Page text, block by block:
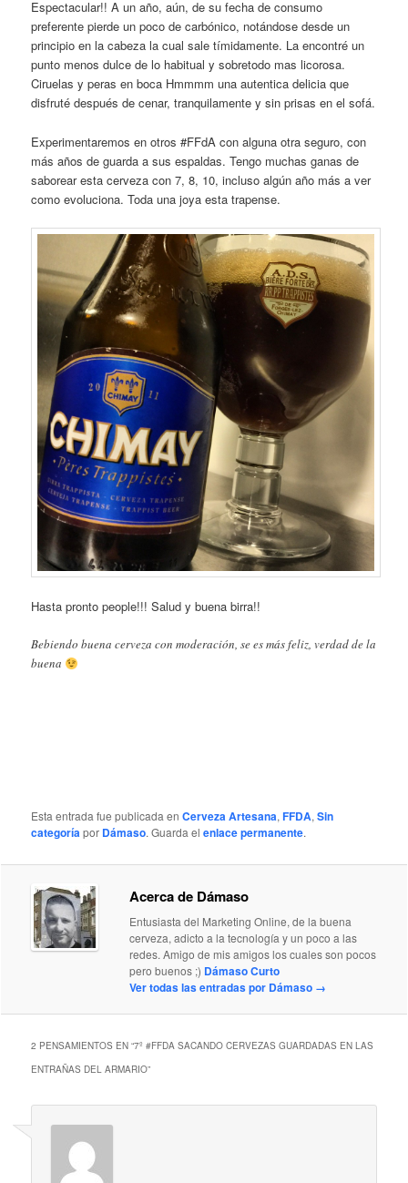
Espectacular!! A un año, aún, de su fecha de consumo
preferente pierde un poco de carbónico, notándose desde un
principio en la cabeza la cual sale tímidamente. La encontré un
punto menos dulce de lo habitual y sobretodo mas licorosa.
Ciruelas y peras en boca Hmmmm una autentica delicia que
disfruté después de cenar, tranquilamente y sin prisas en el sofá.
Experimentaremos en otros #FFdA con alguna otra seguro, con
más años de guarda a sus espaldas. Tengo muchas ganas de
saborear esta cerveza con 7, 8, 10, incluso algún año más a ver
como evoluciona. Toda una joya esta trapense.
Hasta pronto people!!! Salud y buena birra!!
Bebiendo buena cerveza con moderación, se es más feliz, verdad de la
buena
Esta entrada fue publicada enCerveza Artesana,FFDA,Sin
categoríapor Dámaso. Guarda elenlace permanente.
Acerca de Dámaso
Entusiasta del Marketing Online, de la buena
cerveza, adicto a la tecnología y un poco a las
redes. Amigo de mis amigos los cuales son pocos
pero buenos ;) Dámaso Curto
Ver todas las entradas por Dámaso →
2 PENSAMIENTOS EN “7º #FFDA SACANDO CERVEZAS GUARDADAS EN LAS
ENTRAÑAS DEL ARMARIO”